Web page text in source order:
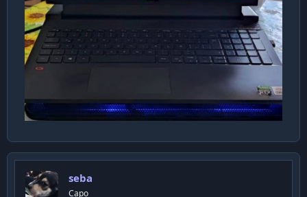
seba
Capo